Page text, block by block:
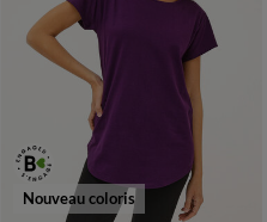
Nouveau coloris